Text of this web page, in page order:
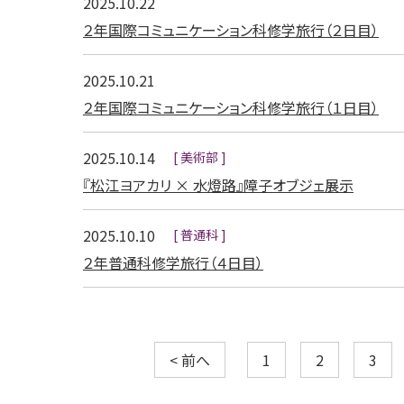
２年国際コミュニケーション科修学旅行（２日目）
2025.10.21
２年国際コミュニケーション科修学旅行（１日目）
2025.10.14 美術部
『松江ヨアカリ × 水燈路』障子オブジェ展示
2025.10.10 普通科
２年普通科修学旅行（４日目）
< 前へ 1 2 3